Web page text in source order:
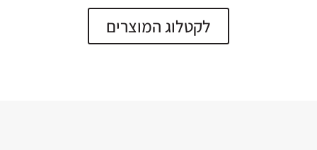
לקטלוג המוצרים